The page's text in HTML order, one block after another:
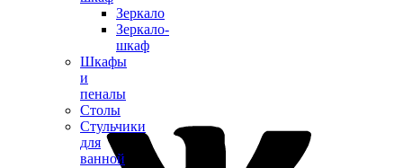
Зеркало
Зеркало-
шкаф
Шкафы
и
пеналы
Столы
Стульчики
для
ванной